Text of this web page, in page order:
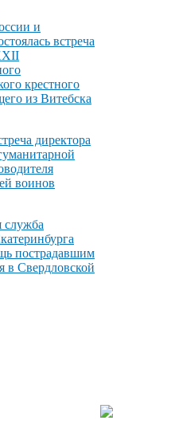
и
встреча
крестного
из Витебска
директора
воинов
служба
пострадавшим
в Свердловской